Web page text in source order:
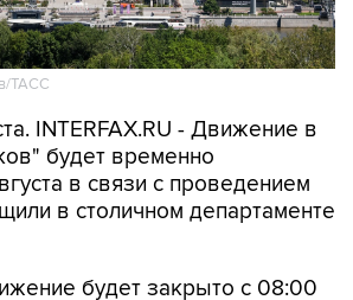
ТАСС
INTERFAX.RU - Движение в
в связи с проведением
в столичном департаменте
будет закрыто с 08:00
на улицу Доватора; с 15:00